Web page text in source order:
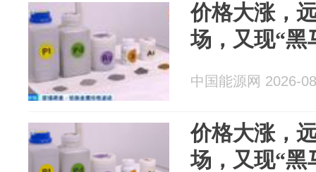
价格大涨，
场，又现“黑
中国能源网 2026-
价格大涨，
场，又现“黑